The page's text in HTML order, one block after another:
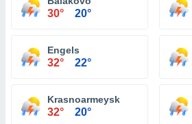
30° 20°
Engels
32° 22°
Krasnoarmeysk
32° 20°